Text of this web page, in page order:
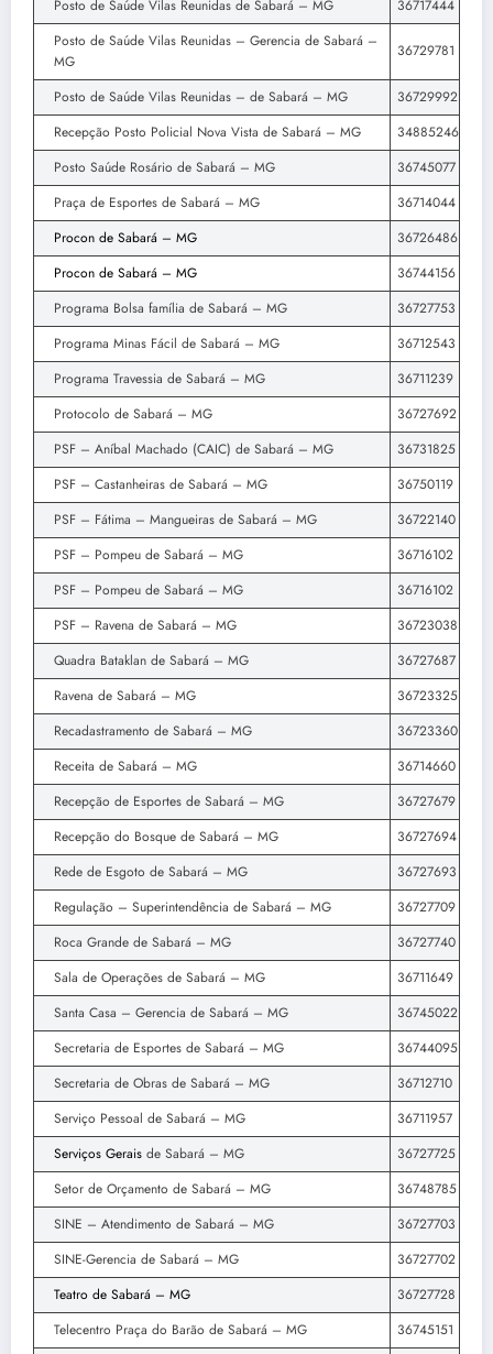
Posto de Saúde Vilas Reunidas de Sabará – MG
36717444
Posto de Saúde Vilas Reunidas – Gerencia de Sabará –
MG
36729781
Posto de Saúde Vilas Reunidas – de Sabará – MG
36729992
Recepção Posto Policial Nova Vista de Sabará – MG
34885246
Posto Saúde Rosário de Sabará – MG
36745077
Praça de Esportes de Sabará – MG
36714044
Procon de Sabará – MG
36726486
Procon de Sabará – MG
36744156
Programa Bolsa família de Sabará – MG
36727753
Programa Minas Fácil de Sabará – MG
36712543
Programa Travessia de Sabará – MG
36711239
Protocolo de Sabará – MG
36727692
PSF – Aníbal Machado (CAIC) de Sabará – MG
36731825
PSF – Castanheiras de Sabará – MG
36750119
PSF – Fátima – Mangueiras de Sabará – MG
36722140
PSF – Pompeu de Sabará – MG
36716102
PSF – Pompeu de Sabará – MG
36716102
PSF – Ravena de Sabará – MG
36723038
Quadra Bataklan de Sabará – MG
36727687
Ravena de Sabará – MG
36723325
Recadastramento de Sabará – MG
36723360
Receita de Sabará – MG
36714660
Recepção de Esportes de Sabará – MG
36727679
Recepção do Bosque de Sabará – MG
36727694
Rede de Esgoto de Sabará – MG
36727693
Regulação – Superintendência de Sabará – MG
36727709
Roca Grande de Sabará – MG
36727740
Sala de Operações de Sabará – MG
36711649
Santa Casa – Gerencia de Sabará – MG
36745022
Secretaria de Esportes de Sabará – MG
36744095
Secretaria de Obras de Sabará – MG
36712710
Serviço Pessoal de Sabará – MG
36711957
Serviços Gerais de Sabará – MG
36727725
Setor de Orçamento de Sabará – MG
36748785
SINE – Atendimento de Sabará – MG
36727703
SINE-Gerencia de Sabará – MG
36727702
Teatro de Sabará – MG
36727728
Telecentro Praça do Barão de Sabará – MG
36745151